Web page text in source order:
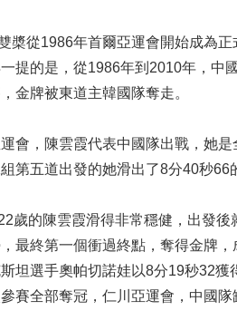
從1986年首爾亞運會開始成為正
提的是，從1986年到2010年，中
金牌被東道主韓國隊奪走。
，陳雲霞代表中國隊出戰，她是
第五道出發的她滑出了8分40秒66
的陳雲霞滑得非常穩健，出發後
最終第一個衝過終點，奪得金牌
坦選手奧帕切諾娃以8分19秒32
賽全部奪冠，仁川亞運會，中國隊